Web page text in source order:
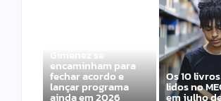
Gimenez se
encaminham para
fechar acordo e
lançar programa
ainda em 2026
Os 10
lidos no
em julho